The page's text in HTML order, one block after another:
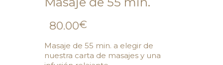
80.00€
Masaje de 55 min. a elegir de
nuestra carta de masajes y una